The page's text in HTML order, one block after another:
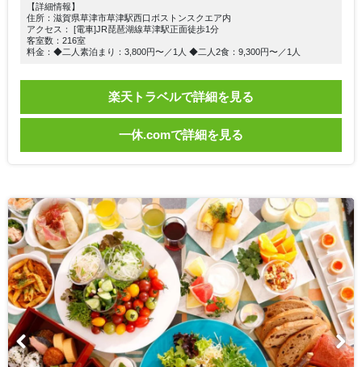
【詳細情報】
住所：滋賀県草津市草津駅西口ボストンスクエア内
アクセス： [電車]JR琵琶湖線草津駅正面徒歩1分
客室数：216室
料金：◆二人素泊まり：3,800円〜／1人 ◆二人2食：9,300円〜／1人
楽天トラベルで詳細を見る
一休.comで詳細を見る